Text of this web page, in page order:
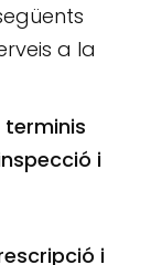
a la
terminis
i
i